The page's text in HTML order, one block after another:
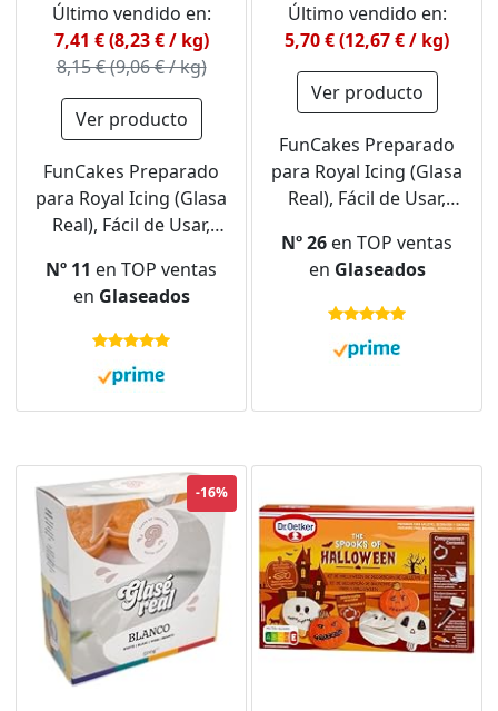
Último vendido en:
7,41 € (8,23 € / kg)
8,15 € (9,06 € / kg)
Ver producto
FunCakes Preparado
para Royal Icing (Glasa
Real), Fácil de Usar,
Tartas y Galletas,
Bonito Glaseado, Solo
Añadir Agua, Halal.
Nº 11 en TOP ventas
en Glaseados
Último vendido en:
5,70 € (12,67 € / kg)
Ver producto
FunCakes Preparado
para Royal Icing (Glasa
Real), Fácil de Usar,
Tartas y Galletas,
Bonito Glaseado, Solo
Añadir Agua, Halal.
Nº 26 en TOP ventas
en Glaseados
-16%